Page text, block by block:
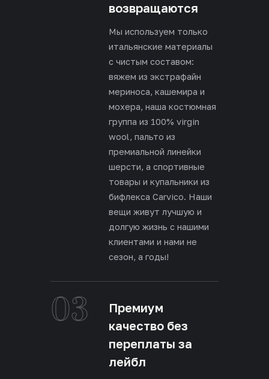
возвращаются
Мы используем только
итальянские материалы
с чистым составом:
вяжем из экстрафайн
мериноса, кашемира и
мохера, наша костюмная
группа из 100% virgin
wool, пальто из
премиальной линейки
шерсти, а спортивные
товары и купальники из
бифлекса Carvico. Наши
вещи живут лучшую и
долгую жизнь с нашими
клиентами и нами не
сезон, а годы!
03
Премиум
качество без
переплаты за
лейбл